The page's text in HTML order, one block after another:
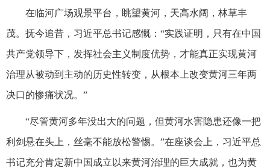
在临河广场观景平台，眺望黄河，天高水阔，林草丰
茂。抚今追昔，习近平总书记感慨：“实践证明，只有在中国
共产党领导下，发挥社会主义制度优势，才能真正实现黄河
治理从被动到主动的历史性转变，从根本上改变黄河三年两
决口的惨痛状况。”
“尽管黄河多年没出大的问题，但黄河水害隐患还像一把
利剑悬在头上，丝毫不能放松警惕。”在座谈会上，习近平总
书记充分肯定新中国成立以来黄河治理的巨大成就，也为黄